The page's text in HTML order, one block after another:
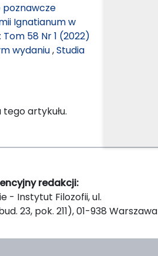
poznawcze
Ignatianum w
58 Nr 1 (2022)
wydaniu,Studia
tego artykułu.
redakcji:
- Instytut Filozofii, ul.
23, pok. 211), 01-938 Warszawa